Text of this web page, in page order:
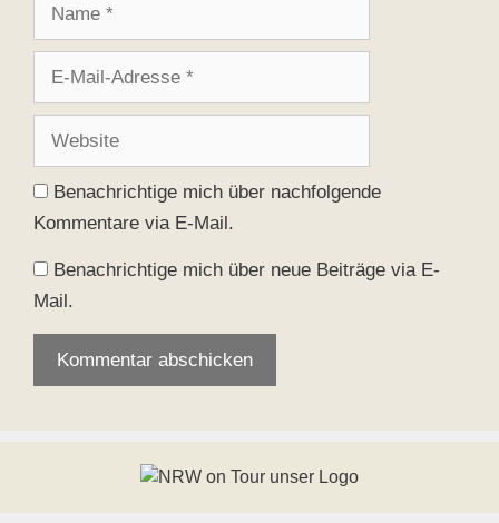
Adresse
Benachrichtige mich über nachfolgende
Kommentare via E-Mail.
Benachrichtige mich über neue Beiträge via E-
Mail.